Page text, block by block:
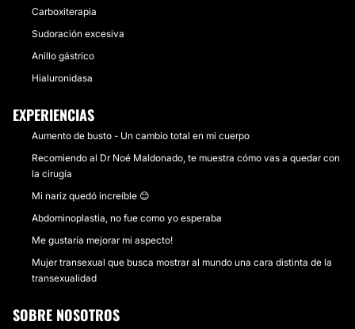
Carboxiterapia
Sudoración excesiva
Anillo gástrico
Hialuronidasa
EXPERIENCIAS
Aumento de busto - Un cambio total en mi cuerpo
Recomiendo al Dr Noé Maldonado, te muestra cómo vas a quedar con
la cirugía
Mi nariz quedó increíble 😊
Abdominoplastia, no fue como yo esperaba
Me gustaría mejorar mi aspecto!
Mujer transexual que busca mostrar al mundo una cara distinta de la
transexualidad
SOBRE NOSOTROS